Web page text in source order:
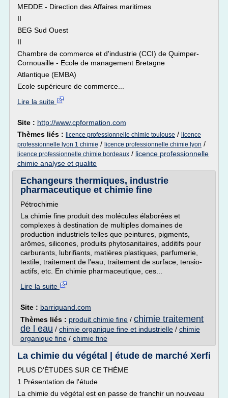
MEDDE - Direction des Affaires maritimes
II
BEG Sud Ouest
II
Chambre de commerce et d'industrie (CCI) de Quimper-
Cornouaille - Ecole de management Bretagne
Atlantique (EMBA)
Ecole supérieure de commerce...
Lire la suite
Site : http://www.cpformation.com
Thèmes liés : licence professionnelle chimie toulouse / licence
professionnelle lyon 1 chimie / licence professionnelle chimie lyon /
licence professionnelle chimie bordeaux / licence professionnelle
chimie analyse et qualite
Echangeurs thermiques, industrie
pharmaceutique et chimie fine
Pétrochimie
La chimie fine produit des molécules élaborées et
complexes à destination de multiples domaines de
production industriels telles que peintures, pigments,
arômes, silicones, produits phytosanitaires, additifs pour
carburants, lubrifiants, matières plastiques, parfumerie,
textile, traitement de l'eau, traitement de surface, tensio-
actifs, etc. En chimie pharmaceutique, ces...
Lire la suite
Site : barriquand.com
Thèmes liés : produit chimie fine / chimie traitement
de l eau / chimie organique fine et industrielle / chimie
organique fine / chimie fine
La chimie du végétal | étude de marché Xerfi
PLUS D'ÉTUDES SUR CE THÈME
1 Présentation de l'étude
La chimie du végétal est en passe de franchir un nouveau